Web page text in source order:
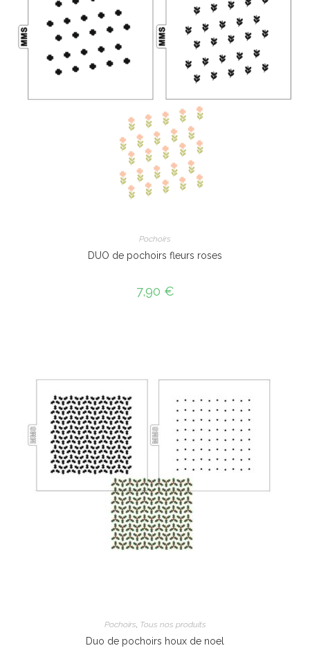
Pochoirs
DUO de pochoirs fleurs roses
7,90 €
Pochoirs Tous nos produits
Duo de pochoirs houx de noel